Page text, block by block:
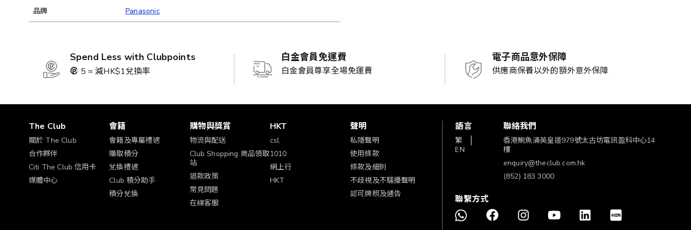
品牌 Panasonic
Spend Less with Clubpoints
5 = 減HK$1兌換率
白金會員免運費
白金會員尊享全場免運費
電子商品意外保障
供應商保養以外的額外意外保障
The Club
關於 The Club
合作夥伴
Citi The Club 信用卡
媒體中心
會籍
會籍及專屬禮遇
賺取積分
兌換禮遇
Club 積分助手
積分兌換
購物與獎賞
物流與配送
Club Shopping 商品領取
站
退款政策
常見問題
在線客服
HKT
csl.
1010
網上行
HKT
聲明
私隱聲明
使用條款
條款及細則
不歧視及不騷擾聲明
認可牌照及通告
語言
繁
EN
聯絡我們
香港鰂魚涌英皇道979號太古坊電訊盈科中心14
樓
enquiry@theclub.com.hk
(852) 183 3000
聯繫方式